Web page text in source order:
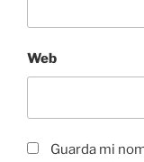
Web
Guarda mi